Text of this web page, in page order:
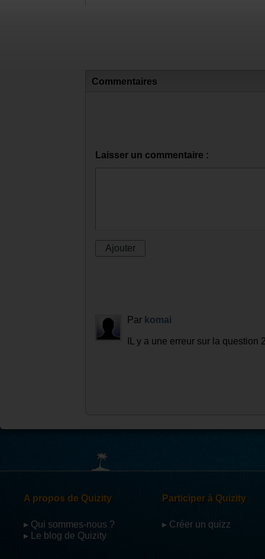
Commentaires
Laisser un commentaire :
Par komai
IL y a une erreur sur la
A propos de Quizity
▸ Qui sommes-nous ?
▸ Le blog de Quizity
Participer à Quizity
▸ Créer un quizz